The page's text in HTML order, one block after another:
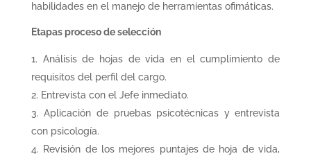
habilidades en el manejo de herramientas ofimáticas.
Etapas proceso de selección
Análisis de hojas de vida en el cumplimiento de
requisitos del perfil del cargo.
Entrevista con el Jefe inmediato.
Aplicación de pruebas psicotécnicas y entrevista
con psicología.
Revisión de los mejores puntajes de hoja de vida,